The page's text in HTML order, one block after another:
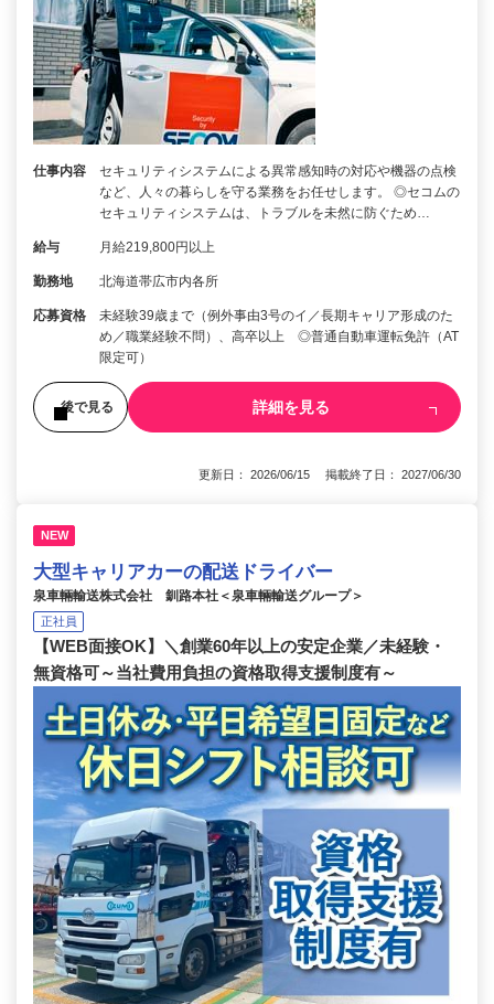
仕事内容
セキュリティシステムによる異常感知時の対応や機器の点検
など、人々の暮らしを守る業務をお任せします。 ◎セコムの
セキュリティシステムは、トラブルを未然に防ぐため…
給与 月給219,800円以上
勤務地 北海道帯広市内各所
応募資格
未経験39歳まで（例外事由3号のイ／長期キャリア形成のた
め／職業経験不問）、高卒以上 ◎普通自動車運転免許（AT
限定可）
後で見る 詳細を見る
更新日： 2026/06/15 掲載終了日： 2027/06/30
NEW
大型キャリアカーの配送ドライバー
泉車輛輸送株式会社 釧路本社＜泉車輛輸送グループ＞
正社員
【WEB面接OK】＼創業60年以上の安定企業／未経験・
無資格可～当社費用負担の資格取得支援制度有～